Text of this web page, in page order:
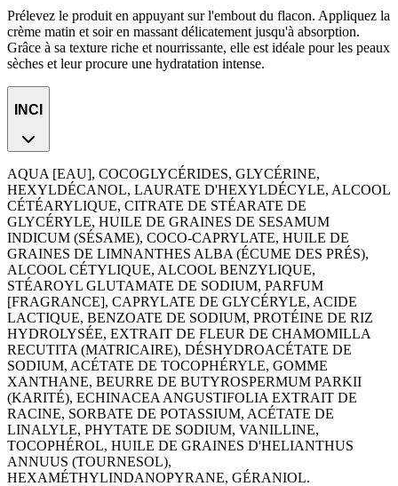
Prélevez le produit en appuyant sur l'embout du flacon. Appliquez la
crème matin et soir en massant délicatement jusqu'à absorption.
Grâce à sa texture riche et nourrissante, elle est idéale pour les peaux
sèches et leur procure une hydratation intense.
INCI
AQUA [EAU], COCOGLYCÉRIDES, GLYCÉRINE,
HEXYLDÉCANOL, LAURATE D'HEXYLDÉCYLE, ALCOOL
CÉTÉARYLIQUE, CITRATE DE STÉARATE DE
GLYCÉRYLE, HUILE DE GRAINES DE SESAMUM
INDICUM (SÉSAME), COCO-CAPRYLATE, HUILE DE
GRAINES DE LIMNANTHES ALBA (ÉCUME DES PRÉS),
ALCOOL CÉTYLIQUE, ALCOOL BENZYLIQUE,
STÉAROYL GLUTAMATE DE SODIUM, PARFUM
[FRAGRANCE], CAPRYLATE DE GLYCÉRYLE, ACIDE
LACTIQUE, BENZOATE DE SODIUM, PROTÉINE DE RIZ
HYDROLYSÉE, EXTRAIT DE FLEUR DE CHAMOMILLA
RECUTITA (MATRICAIRE), DÉSHYDROACÉTATE DE
SODIUM, ACÉTATE DE TOCOPHÉRYLE, GOMME
XANTHANE, BEURRE DE BUTYROSPERMUM PARKII
(KARITÉ), ECHINACEA ANGUSTIFOLIA EXTRAIT DE
RACINE, SORBATE DE POTASSIUM, ACÉTATE DE
LINALYLE, PHYTATE DE SODIUM, VANILLINE,
TOCOPHÉROL, HUILE DE GRAINES D'HELIANTHUS
ANNUUS (TOURNESOL),
HEXAMÉTHYLINDANOPYRANE, GÉRANIOL.